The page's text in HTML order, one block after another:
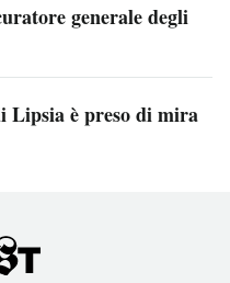
generale degli
Lipsia è preso di mira